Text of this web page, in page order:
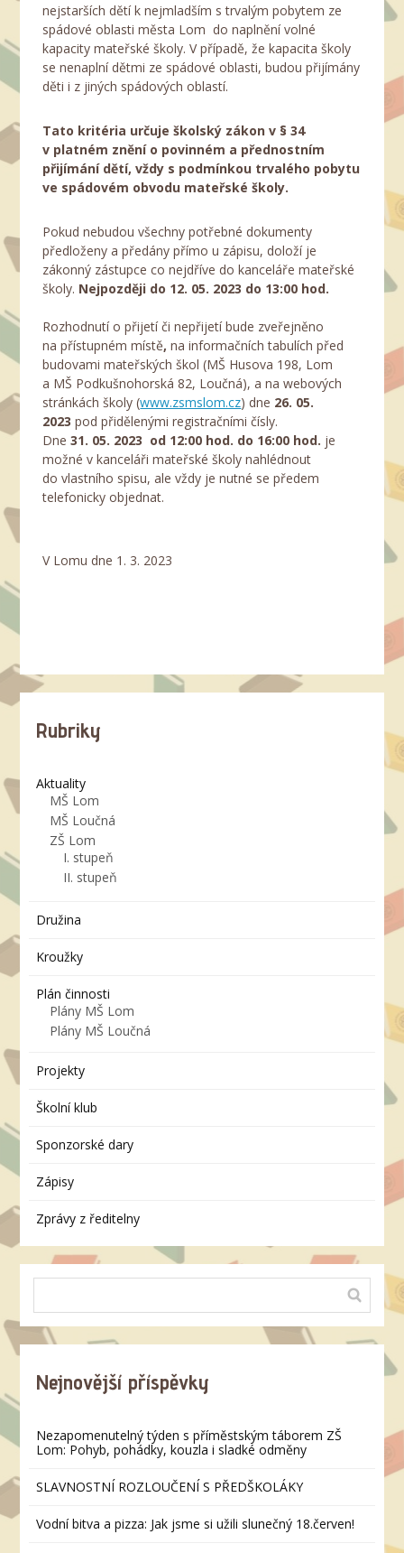
nejstarších dětí k nejmladším s trvalým pobytem ze
spádové oblasti města Lom do naplnění volné
kapacity mateřské školy. V případě, že kapacita školy
se nenaplní dětmi ze spádové oblasti, budou přijímány
děti i z jiných spádových oblastí.
Tato kritéria určuje školský zákon v § 34
v platném znění o povinném a přednostním
přijímání dětí, vždy s podmínkou trvalého pobytu
ve spádovém obvodu mateřské školy.
Pokud nebudou všechny potřebné dokumenty
předloženy a předány přímo u zápisu, doloží je
zákonný zástupce co nejdříve do kanceláře mateřské
školy. Nejpozději do 12. 05. 2023 do 13:00 hod.
Rozhodnutí o přijetí či nepřijetí bude zveřejněno
na přístupném místě,na informačních tabulích před
budovami mateřských škol (MŠ Husova 198, Lom
a MŠ Podkušnohorská 82, Loučná), a na webových
stránkách školy (www.zsmslom.cz) dne 26. 05.
2023pod přidělenými registračními čísly.
Dne31. 05. 2023 od 12:00 hod. do 16:00 hod. je
možné v kanceláři mateřské školy nahlédnout
do vlastního spisu, ale vždy je nutné se předem
telefonicky objednat.
V Lomu dne 1. 3. 2023
Rubriky
Aktuality
MŠ Lom
MŠ Loučná
ZŠ Lom
I. stupeň
II. stupeň
Družina
Kroužky
Plán činnosti
Plány MŠ Lom
Plány MŠ Loučná
Projekty
Školní klub
Sponzorské dary
Zápisy
Zprávy z ředitelny
Nejnovější příspěvky
Nezapomenutelný týden s příměstským táborem ZŠ
Lom: Pohyb, pohádky, kouzla i sladké odměny
SLAVNOSTNÍ ROZLOUČENÍ S PŘEDŠKOLÁKY
Vodní bitva a pizza: Jak jsme si užili slunečný 18.červen!